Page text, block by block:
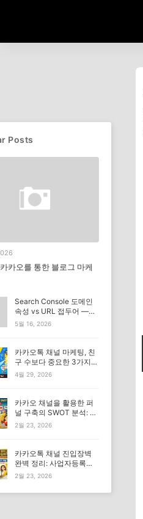
Posts
카오를 통한 블로그 마케
Search Console 도메인
속성 vs URL 접두어 —
Blogger 완벽 설정법
5월 16, 2026
카카오톡 채널 마케팅, 친
구 수보다 중요한 3가지와
해결 전략(+문제해결3가
4월 29, 2026
카카오 채널을 활용한 퍼
널 구축의 SWOT 분석: 다
른 채널과의 비교 (2026년
2월 23, 2026
카카오톡 채널 진입장벽
완벽 정리: 사업자등록증
은 정말 필수일까? (2026
2월 23, 2026